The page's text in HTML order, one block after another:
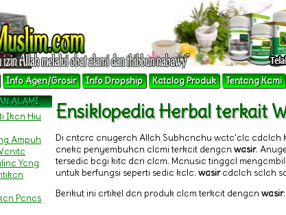
Info Agen/Grosir Info Dropship Katalog Produk Tentang Kami
ALAMI
Ikan Hiu
Ampuh
Yang
Panas
Ensiklopedia Herbal terkait
Di antara anugerah Allah Subhanahu wata'ala
aneka penyembuhan alami terkait denganwasir.
tersedia bagi kita dari alam. Manusia tinggal
untuk berfungsi seperti sedia kala. wasiradalah salah
Berikut ini artikel dan produk alam terkait denganwasir: